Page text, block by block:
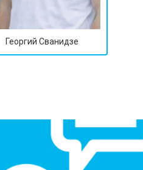
от 2300 ₽
от 2150 ₽
Георгий Сванидзе